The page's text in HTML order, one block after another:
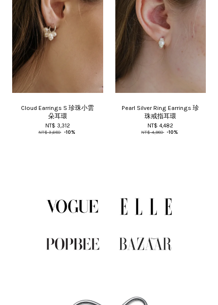
Cloud Earrings S 珍珠小雲
朵耳環
NT$ 3,312
NT$ 3,680 -10%
Pearl Silver Ring Earrings 珍
珠戒指耳環
NT$ 4,482
NT$ 4,980 -10%